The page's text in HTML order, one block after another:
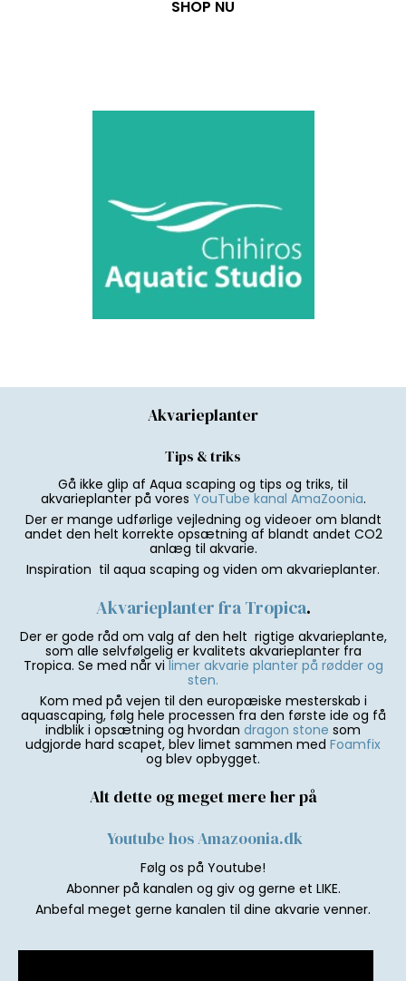
SHOP NU
Akvarieplanter
Tips & triks
Gå ikke glip af Aqua scaping og tips og triks, til
akvarieplanter på vores YouTube kanal AmaZoonia.
Der er mange udførlige vejledning og videoer om blandt
andet den helt korrekte opsætning af blandt andet CO2
anlæg til akvarie.
Inspiration til aqua scaping og viden om akvarieplanter.
Akvarieplanter fra Tropica.
Der er gode råd om valg af den helt rigtige akvarieplante,
som alle selvfølgelig er kvalitets akvarieplanter fra
Tropica. Se med når vilimer akvarie planter på rødder og
sten.
Kom med på vejen til den europæiske mesterskab i
aquascaping, følg hele processen fra den første ide og få
indblik i opsætning og hvordan dragon stone som
udgjorde hard scapet, blev limet sammen med Foamfix
og blev opbygget.
Alt dette og meget mere her på
Youtube hos Amazoonia.dk
Følg os på Youtube!
Abonner på kanalen og giv og gerne et LIKE.
Anbefal meget gerne kanalen til dine akvarie venner.